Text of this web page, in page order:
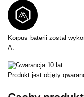
Korpus baterii został
A.
Produkt jest objęty